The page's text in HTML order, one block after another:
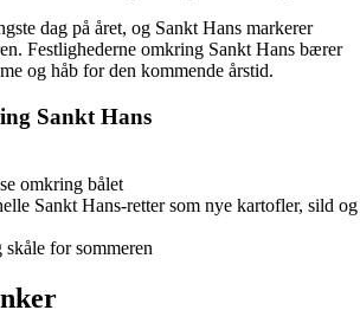
dag på året, og Sankt Hans markerer
Festlighederne omkring Sankt Hans bærer
og håb for den kommende årstid.
Sankt Hans
omkring bålet
Sankt Hans-retter som nye kartofler, sild og
for sommeren